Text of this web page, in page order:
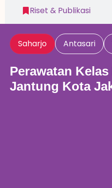
Riset & Publikasi
Saharjo Antasari
Perawatan
Jantung Kota